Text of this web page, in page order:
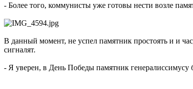
- Более того, коммунисты уже готовы нести возле
В данный момент, не успел памятник простоять и и
сигналят.
- Я уверен, в День Победы памятник генералиссимусу